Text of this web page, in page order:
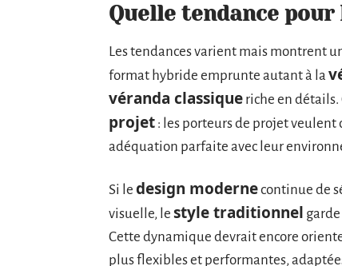
Quelle tendance pour
Les tendances varient mais montrent
format hybride emprunte autant à la
véranda classique riche en détails.
projet : les porteurs de projet
adéquation parfaite avec leur
Si le design modernecontinue de
visuelle, le style traditionnel
Cette dynamique devrait encore
plus flexibles et performantes,